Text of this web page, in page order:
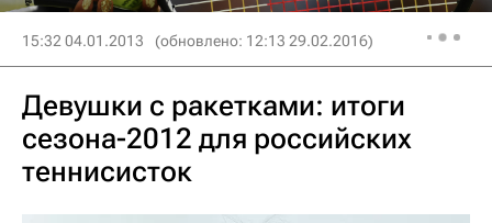
15:32 04.01.2013 (обновлено: 12:13 29.02.2016)
Девушки с ракетками: итоги
сезона-2012 для российских
теннисисток